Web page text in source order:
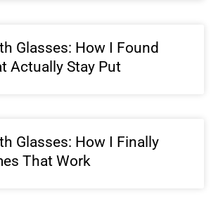
Glasses: How I Found
Actually Stay Put
Glasses: How I Finally
That Work